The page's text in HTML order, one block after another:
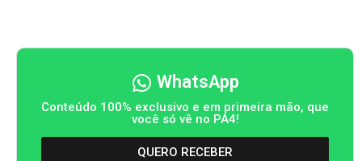
WhatsApp
Conteúdo 100% exclusivo e em primeira mão, que
você só vê no PA4!
QUERO RECEBER